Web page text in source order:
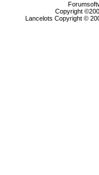
Copyright
Lancelots Copyright ©